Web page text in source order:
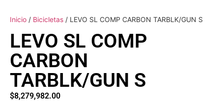
Inicio / Bicicletas / LEVO SL COMP CARBON TARBLK/GUN S
LEVO SL COMP
CARBON
TARBLK/GUN S
$8,279,982.00